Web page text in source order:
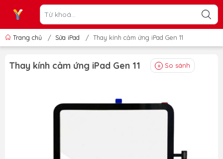
Trang chủ / Sửa iPad / Thay kính cảm ứng iPad Gen 11
Thay kính cảm ứng iPad Gen 11 So sánh